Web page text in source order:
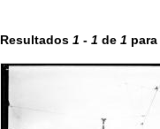
Resultados 1 - 1 de 1 para